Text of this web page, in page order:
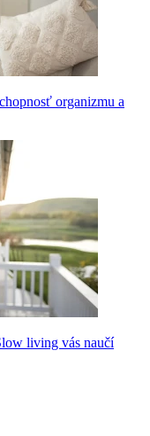
organizmu a
living vás naučí